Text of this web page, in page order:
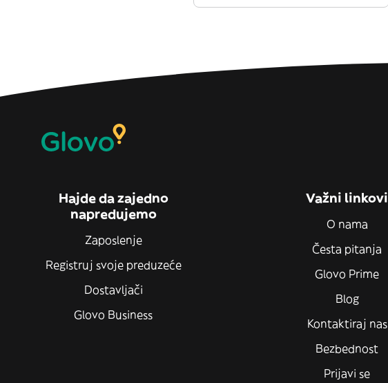
Hajde da zajedno
napredujemo
Zaposlenje
Registruj svoje preduzeće
Dostavljači
Glovo Business
Važni linkovi
O nama
Česta pitanja
Glovo Prime
Blog
Kontaktiraj nas
Bezbednost
Prijavi se